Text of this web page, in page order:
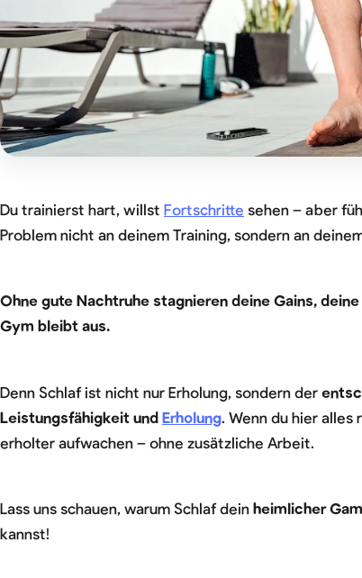
Du trainierst hart, willst Fortschritte sehen – aber
Problem nicht an deinem Training, sondern an
Ohne gute Nachtruhe stagnieren deine Gains, deine
Gym bleibt aus.
Denn Schlaf ist nicht nur Erholung, sondern der
Leistungsfähigkeit und Erholung. Wenn du hier
erholter aufwachen – ohne zusätzliche Arbeit.
Lass uns schauen, warum Schlaf dein heimlicher
kannst!